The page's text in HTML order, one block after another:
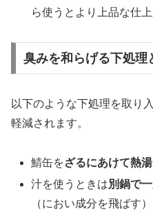
ら使うとより上品な仕
臭みを和らげる下処理
以下のような下処理を取り
軽減されます。
鯖缶をざるにあけて熱
汁を使うときは別鍋で
（におい成分を飛ばす）